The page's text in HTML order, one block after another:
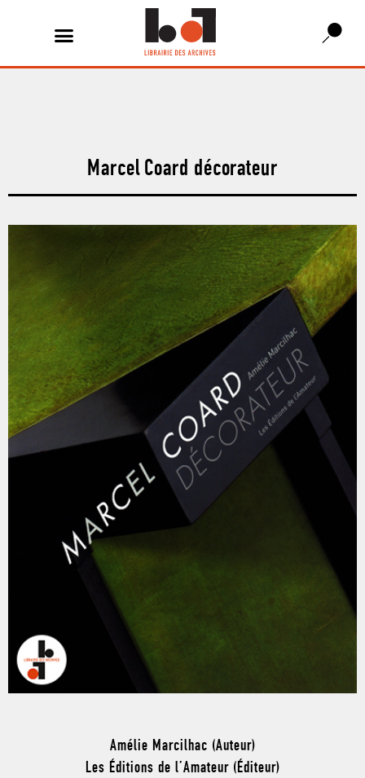
Marcel Coard décorateur
Amélie Marcilhac (Auteur)
Les Éditions de l’Amateur (Éditeur)